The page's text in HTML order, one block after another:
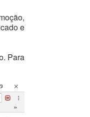
e
Para